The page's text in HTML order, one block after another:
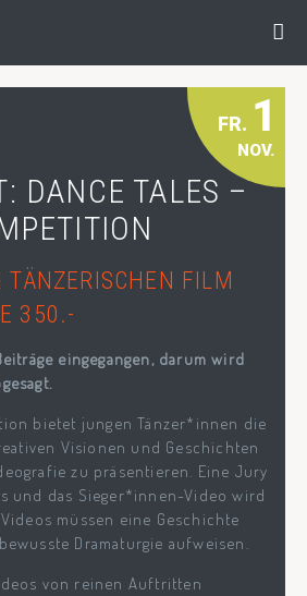
FR. 1
NOV.
DANCE TALES –
TÄNZERISCHEN FILM
350.-
eingegangen, darum wird
bietet jungen Tänzer*innen die
Visionen und Geschichten
zu präsentieren. Eine Jury
und das Sieger*innen-Video wird
müssen eine Geschichte
Dramaturgie aufweisen.
von reinen Auftritten